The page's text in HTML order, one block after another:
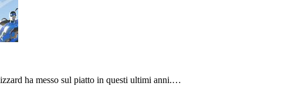
ha messo sul piatto in questi ultimi anni.…